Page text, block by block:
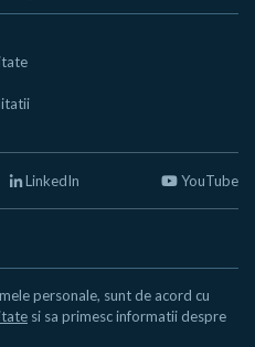
LinkedIn YouTube
personale, sunt de acord cu
si sa primesc informatii despre